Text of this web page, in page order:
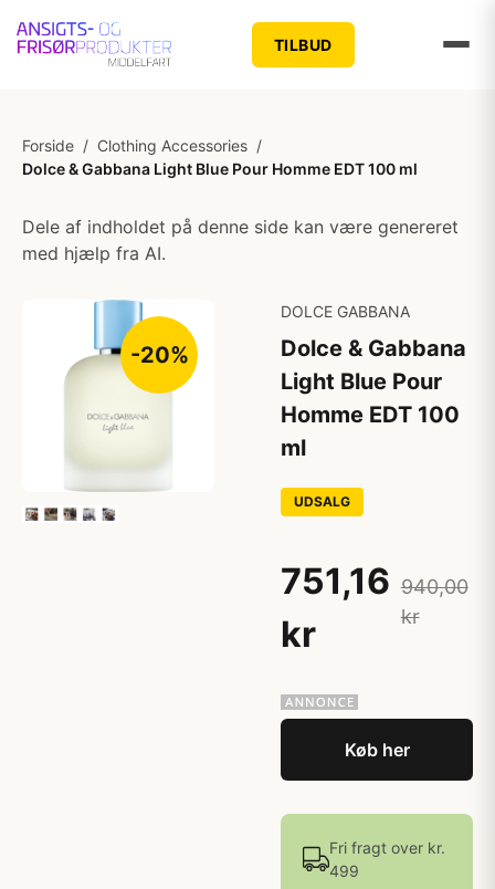
TILBUD
Forside / Clothing Accessories /
Dolce & Gabbana Light Blue Pour Homme EDT 100 ml
Dele af indholdet på denne side kan være genereret
med hjælp fra AI.
-20%
DOLCE GABBANA
Dolce & Gabbana
Light Blue Pour
Homme EDT 100
ml
UDSALG
751,16
kr
940,00
kr
Køb her
Fri fragt over kr.
499